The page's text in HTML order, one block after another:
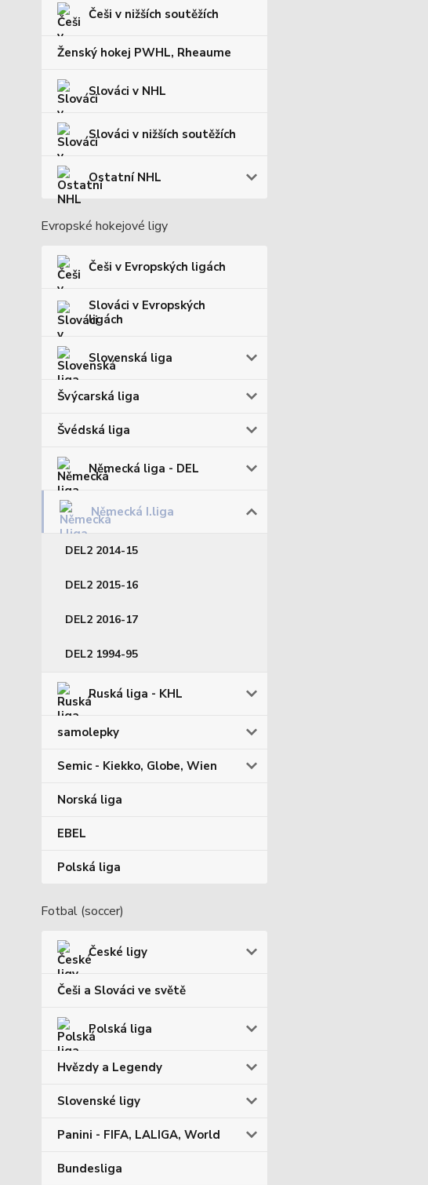
Češi v nižších soutěžích
Ženský hokej PWHL, Rheaume
Slováci v NHL
Slováci v nižších soutěžích
Ostatní NHL
Evropské hokejové ligy
Češi v Evropských ligách
Slováci v Evropských
ligách
Slovenská liga
Švýcarská liga
Švédská liga
Německá liga - DEL
Německá I.liga
DEL2 2014-15
DEL2 2015-16
DEL2 2016-17
DEL2 1994-95
Ruská liga - KHL
samolepky
Semic - Kiekko, Globe, Wien
Norská liga
EBEL
Polská liga
Fotbal (soccer)
České ligy
Češi a Slováci ve světě
Polská liga
Hvězdy a Legendy
Slovenské ligy
Panini - FIFA, LALIGA, World
Bundesliga